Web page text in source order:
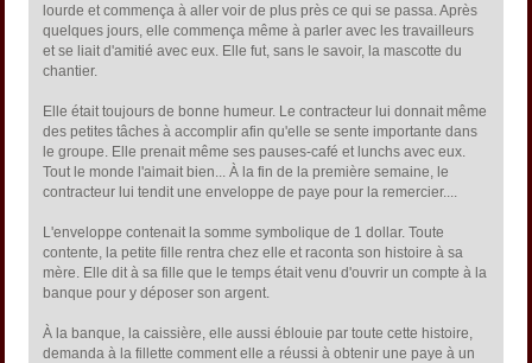
lourde et commença à aller voir de plus près ce qui se passa. Après
quelques jours, elle commença même à parler avec les travailleurs
et se liait d'amitié avec eux. Elle fut, sans le savoir, la mascotte du
chantier.
Elle était toujours de bonne humeur. Le contracteur lui donnait même
des petites tâches à accomplir afin qu'elle se sente importante dans
le groupe. Elle prenait même ses pauses-café et lunchs avec eux.
Tout le monde l'aimait bien... À la fin de la première semaine, le
contracteur lui tendit une enveloppe de paye pour la remercier....
L'enveloppe contenait la somme symbolique de 1 dollar. Toute
contente, la petite fille rentra chez elle et raconta son histoire à sa
mère. Elle dit à sa fille que le temps était venu d'ouvrir un compte à la
banque pour y déposer son argent.
À la banque, la caissière, elle aussi éblouie par toute cette histoire,
demanda à la fillette comment elle a réussi à obtenir une paye à un